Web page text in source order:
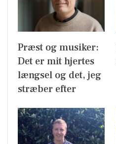
Præst og musiker:
Det er mit hjertes
længsel og det, jeg
stræber efter